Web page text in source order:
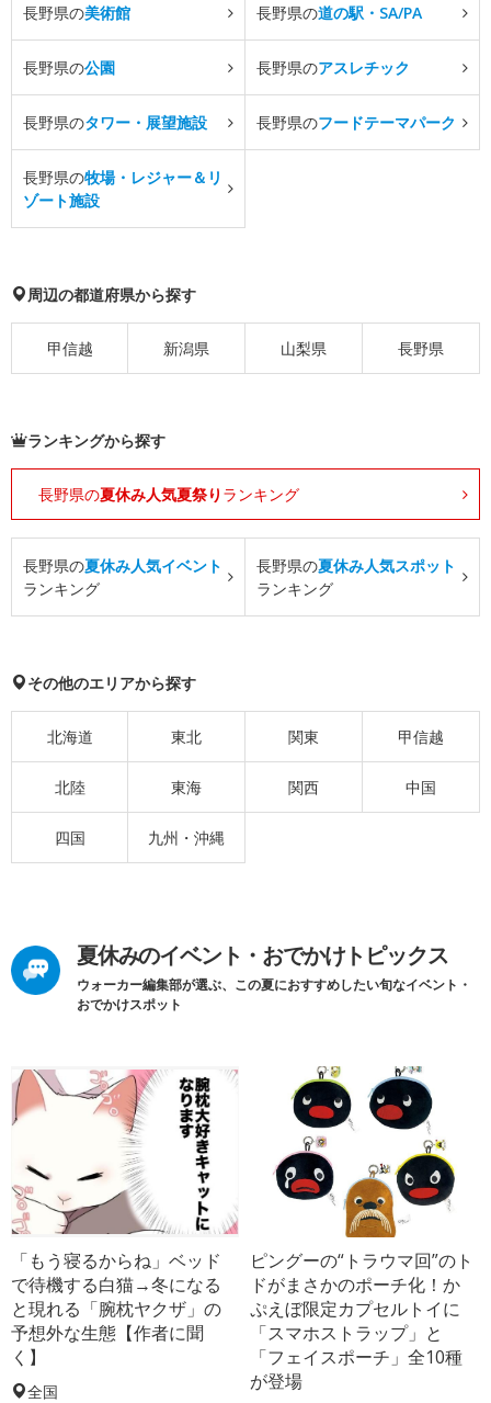
長野県の美術館 長野県の道の駅・SA/PA
長野県の公園 長野県のアスレチック
長野県のタワー・展望施設 長野県のフードテーマパーク
長野県の牧場・レジャー＆リ
ゾート施設
周辺の都道府県から探す
甲信越 新潟県 山梨県 長野県
ランキングから探す
長野県の夏休み人気夏祭り ランキング
長野県の夏休み人気イベント
ランキング
長野県の夏休み人気スポット
ランキング
その他のエリアから探す
北海道 東北 関東 甲信越
北陸 東海 関西 中国
四国 九州・沖縄
夏休みのイベント・おでかけトピックス
ウォーカー編集部が選ぶ、この夏におすすめしたい旬なイベント・
おでかけスポット
「もう寝るからね」ベッド
で待機する白猫→冬になる
と現れる「腕枕ヤクザ」の
予想外な生態【作者に聞
く】
全国
ピングーの“トラウマ回”のト
ドがまさかのポーチ化！か
ぷえぼ限定カプセルトイに
「スマホストラップ」と
「フェイスポーチ」全10種
が登場